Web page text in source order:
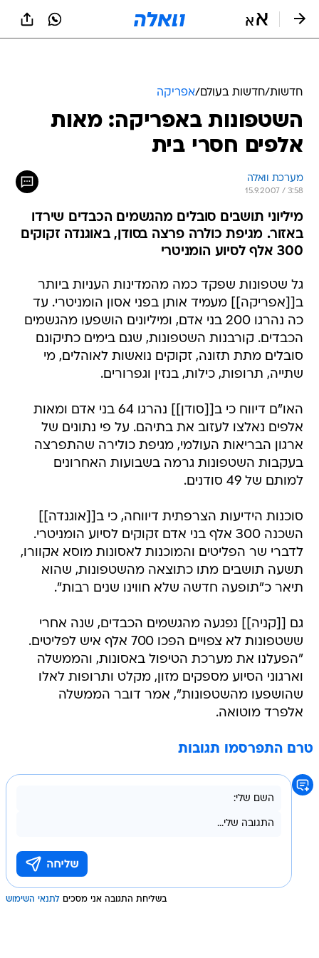
חדשות/חדשות בעולם/אפריקה
השטפונות באפריקה: מאות
אלפים חסרי בית
מערכת וואלה
15.9.2007 / 3:58
מיליוני תושבים סובלים מהגשמים הכבדים שירדו
באזור. מגיפת כולרה פרצה בסודן, באוגנדה זקוקים
300 אלף לסיוע הומניטרי
גל שטפונות שפקד כמה מהמדינות העניות ביותר
ב[[אפריקה]] מעמיד אותן בפני אסון הומניטרי. עד
כה נהרגו 200 בני אדם, ומיליונים הושפעו מהגשמים
הכבדים. קורבנות השטפונות, שגם בימים כתיקונם
סובלים מתת תזונה, זקוקים נואשות לאוהלים, מי
שתייה, תרופות, כילות, בנזין וגפרורים.
האו"ם דיווח כי ב[[סודן]] נהרגו 64 בני אדם ומאות
אלפים נאלצו לעזוב את בתיהם. על פי נתונים של
ארגון הבריאות העולמי, מגיפת כולירה שהתפרצה
בעקבות השטפונות גרמה בשבועות האחרונים
למותם של 49 סודנים.
סוכנות הידיעות הצרפתית דיווחה, כי ב[[אוגנדה]]
השכנה 300 אלף בני אדם זקוקים לסיוע הומניטרי.
לדברי שר הפליטים והמוכנות לאסונות מוסא אקוורו,
תשעה תושבים מתו כתוצאה מהשטפונות, שהוא
תיאר כ"תופעה חדשה שלא חווינו שנים רבות".
גם [[קניה]] נפגעה מהגשמים הכבדים, שנה אחרי
ששטפונות לא צפויים הפכו 700 אלף איש לפליטים.
"הפעלנו את מערכת הטיפול באסונות, והממשלה
וארגוני הסיוע מספקים מזון, מקלט ותרופות לאלו
שהושפעו מהשטפונות", אמר דובר הממשלה
אלפרד מוטואה.
טרם התפרסמו תגובות
בשליחת התגובה אני מסכים לתנאי השימוש